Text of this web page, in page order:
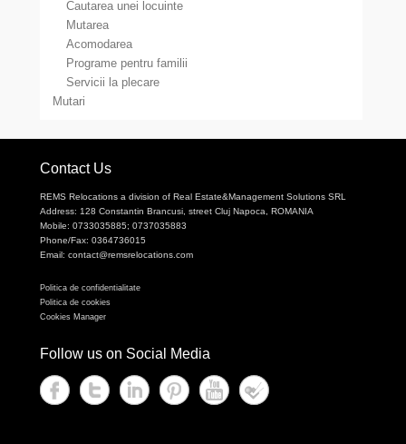
Cautarea unei locuinte
Mutarea
Acomodarea
Programe pentru familii
Servicii la plecare
Mutari
Contact Us
REMS Relocations a division of Real Estate&Management Solutions SRL
Address: 128 Constantin Brancusi, street Cluj Napoca, ROMANIA
Mobile: 0733035885; 0737035883
Phone/Fax: 0364736015
Email: contact@remsrelocations.com
Politica de confidentialitate
Politica de cookies
Cookies Manager
Follow us on Social Media